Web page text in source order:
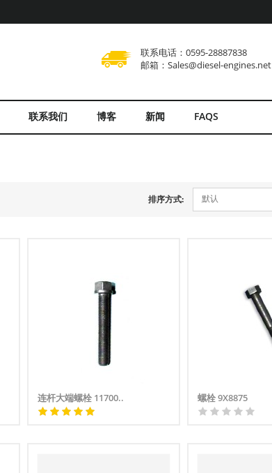
联系电话：0595-28887838
邮箱：Sales@diesel-engines.net
联系我们 博客 新闻 FAQS
排序方式: 默认
连杆大端螺栓 11700.. 螺栓 9X8875